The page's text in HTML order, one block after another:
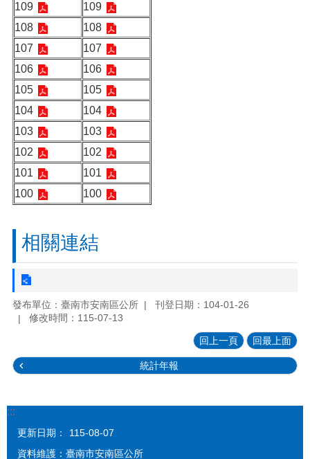
109
109
108
108
107
107
106
106
105
105
104
104
103
103
102
102
101
101
100
100
相關連結
發布單位：臺南市安南區公所
刊登日期：104-01-26
修改時間：115-07-13
回上一頁 回最上面
統計年報
:::
更新日期：
115-08-07
資料維護：臺南市安南區公所